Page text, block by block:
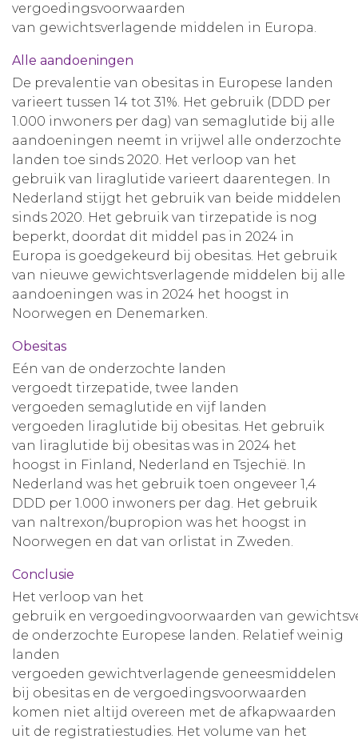
vergoedingsvoorwaarden
van gewichtsverlagende middelen in Europa.
Alle aandoeningen
De prevalentie van obesitas in Europese landen
varieert tussen 14 tot 31%. Het gebruik (DDD per
1.000 inwoners per dag) van semaglutide bij alle
aandoeningen neemt in vrijwel alle onderzochte
landen toe sinds 2020. Het verloop van het
gebruik van liraglutide varieert daarentegen. In
Nederland stijgt het gebruik van beide middelen
sinds 2020. Het gebruik van tirzepatide is nog
beperkt, doordat dit middel pas in 2024 in
Europa is goedgekeurd bij obesitas. Het gebruik
van nieuwe gewichtsverlagende middelen bij alle
aandoeningen was in 2024 het hoogst in
Noorwegen en Denemarken.
Obesitas
Eén van de onderzochte landen
vergoedt tirzepatide, twee landen
vergoeden semaglutide en vijf landen
vergoeden liraglutide bij obesitas. Het gebruik
van liraglutide bij obesitas was in 2024 het
hoogst in Finland, Nederland en Tsjechië. In
Nederland was het gebruik toen ongeveer 1,4
DDD per 1.000 inwoners per dag. Het gebruik
van naltrexon/bupropion was het hoogst in
Noorwegen en dat van orlistat in Zweden.
Conclusie
Het verloop van het
gebruik en vergoedingvoorwaarden van
de onderzochte Europese landen. Relatief weinig
landen
vergoeden gewichtverlagende geneesmiddelen
bij obesitas en de vergoedingsvoorwaarden
komen niet altijd overeen met de afkapwaarden
uit de registratiestudies. Het volume van het